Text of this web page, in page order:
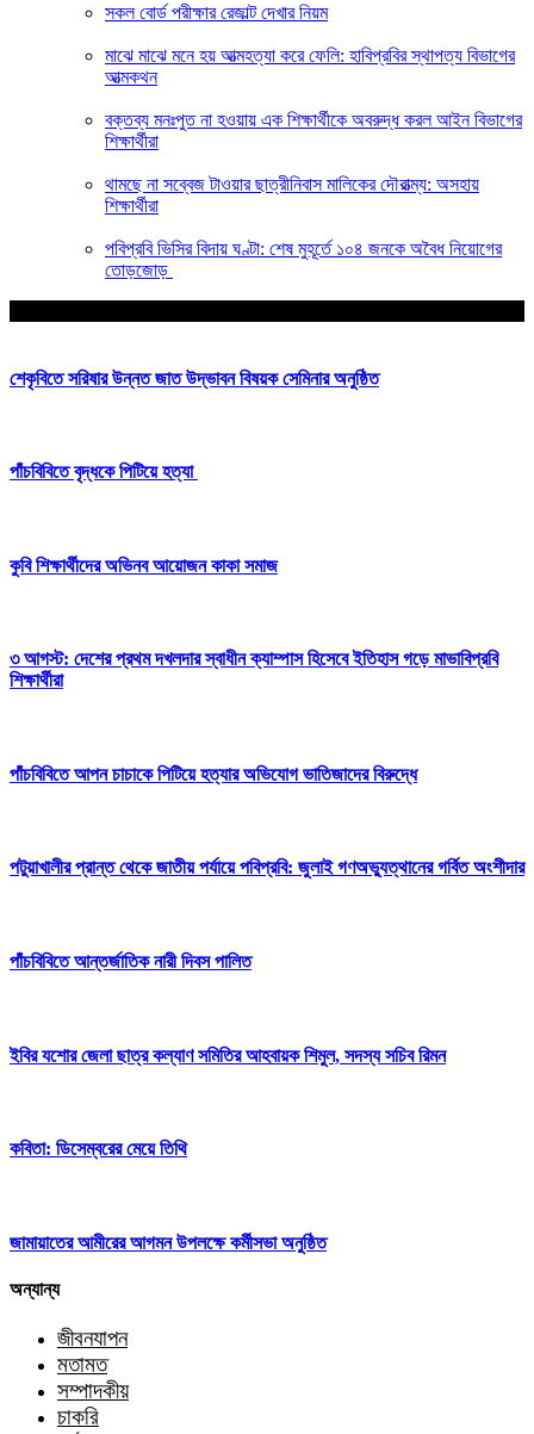
সকল বোর্ড পরীক্ষার রেজাল্ট দেখার নিয়ম
মাঝে মাঝে মনে হয় আত্মহত্যা করে ফেলি: হাবিপ্রবির স্থাপত্য বিভাগের
আত্মকথন
বক্তব্য মনঃপুত না হওয়ায় এক শিক্ষার্থীকে অবরুদ্ধ করল আইন বিভাগের
শিক্ষার্থীরা
থামছে না সব্বেজ টাওয়ার ছাত্রীনিবাস মালিকের দৌরাত্ম্য: অসহায়
শিক্ষার্থীরা
পবিপ্রবি ভিসির বিদায় ঘণ্টা: শেষ মুহূর্তে ১০৪ জনকে অবৈধ নিয়োগের
তোড়জোড়
শেকৃবিতে সরিষার উন্নত জাত উদ্ভাবন বিষয়ক সেমিনার অনুষ্ঠিত
পাঁচবিবিতে বৃদ্ধকে পিটিয়ে হত্যা
কুবি শিক্ষার্থীদের অভিনব আয়োজন কাকা সমাজ
৩ আগস্ট: দেশের প্রথম দখলদার স্বাধীন ক্যাম্পাস হিসেবে ইতিহাস গড়ে মাভাবিপ্রবি
শিক্ষার্থীরা
পাঁচবিবিতে আপন‌ চাচাকে পিটিয়ে হত্যার অভিযোগ ভাতিজাদের বিরুদ্ধে
পটুয়াখালীর প্রান্ত থেকে জাতীয় পর্যায়ে পবিপ্রবি: জুলাই গণঅভ্যুত্থানের গর্বিত অংশীদার
পাঁচবিবিতে আন্তর্জাতিক নারী দিবস পালিত
ইবির যশোর জেলা ছাত্র কল্যাণ সমিতির আহবায়ক শিমুল, সদস্য সচিব রিমন
কবিতা: ডিসেম্বরের মেয়ে তিথি
জামায়াতের আমীরের আগমন উপলক্ষে কর্মীসভা অনুষ্ঠিত
অন্যান্য
জীবনযাপন
মতামত
সম্পাদকীয়
চাকরি